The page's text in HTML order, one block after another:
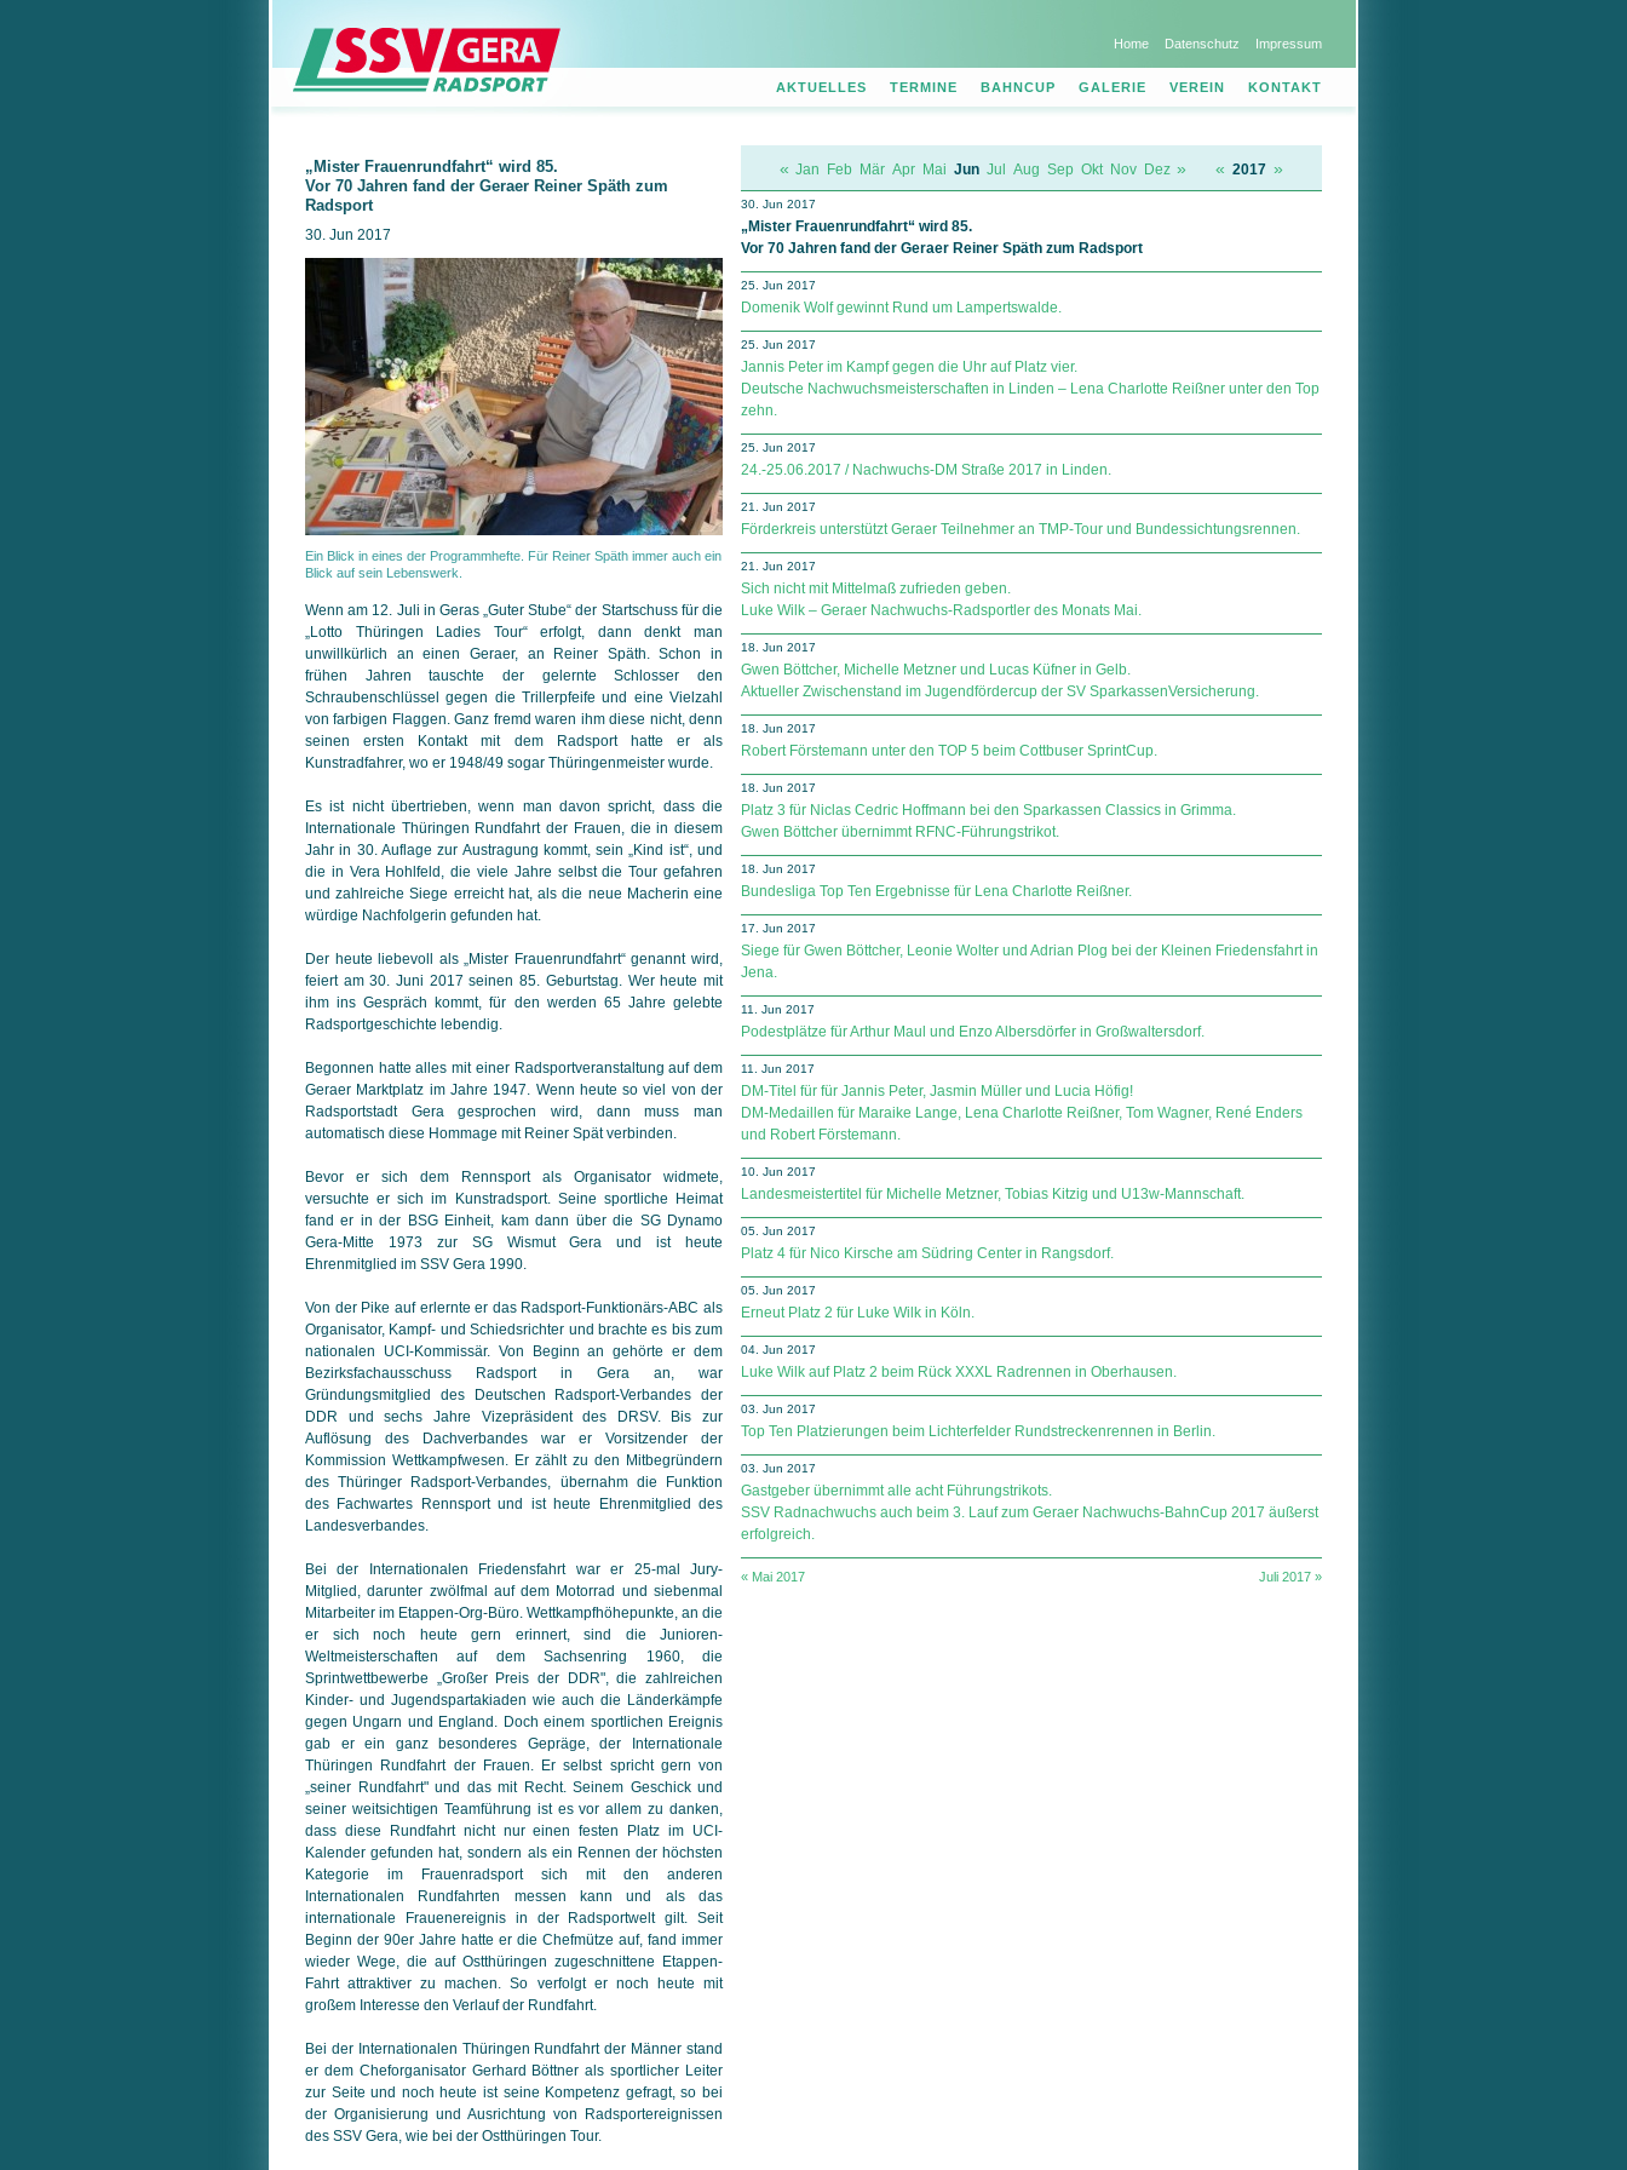
Home Datenschutz Impressum
AKTUELLES TERMINE BAHNCUP GALERIE VEREIN KONTAKT
„Mister Frauenrundfahrt“ wird 85.
Vor 70 Jahren fand der Geraer Reiner Späth zum
Radsport
30. Jun 2017
Ein Blick in eines der Programmhefte. Für Reiner Späth immer auch ein
Blick auf sein Lebenswerk.
Wenn am 12. Juli in Geras „Guter Stube“ der Startschuss für die
„Lotto Thüringen Ladies Tour“ erfolgt, dann denkt man
unwillkürlich an einen Geraer, an Reiner Späth. Schon in
frühen Jahren tauschte der gelernte Schlosser den
Schraubenschlüssel gegen die Trillerpfeife und eine Vielzahl
von farbigen Flaggen. Ganz fremd waren ihm diese nicht, denn
seinen ersten Kontakt mit dem Radsport hatte er als
Kunstradfahrer, wo er 1948/49 sogar Thüringenmeister wurde.
Es ist nicht übertrieben, wenn man davon spricht, dass die
Internationale Thüringen Rundfahrt der Frauen, die in diesem
Jahr in 30. Auflage zur Austragung kommt, sein „Kind ist“, und
die in Vera Hohlfeld, die viele Jahre selbst die Tour gefahren
und zahlreiche Siege erreicht hat, als die neue Macherin eine
würdige Nachfolgerin gefunden hat.
Der heute liebevoll als „Mister Frauenrundfahrt“ genannt wird,
feiert am 30. Juni 2017 seinen 85. Geburtstag. Wer heute mit
ihm ins Gespräch kommt, für den werden 65 Jahre gelebte
Radsportgeschichte lebendig.
Begonnen hatte alles mit einer Radsportveranstaltung auf dem
Geraer Marktplatz im Jahre 1947. Wenn heute so viel von der
Radsportstadt Gera gesprochen wird, dann muss man
automatisch diese Hommage mit Reiner Spät verbinden.
Bevor er sich dem Rennsport als Organisator widmete,
versuchte er sich im Kunstradsport. Seine sportliche Heimat
fand er in der BSG Einheit, kam dann über die SG Dynamo
Gera-Mitte 1973 zur SG Wismut Gera und ist heute
Ehrenmitglied im SSV Gera 1990.
Von der Pike auf erlernte er das Radsport-Funktionärs-ABC als
Organisator, Kampf- und Schiedsrichter und brachte es bis zum
nationalen UCI-Kommissär. Von Beginn an gehörte er dem
Bezirksfachausschuss Radsport in Gera an, war
Gründungsmitglied des Deutschen Radsport-Verbandes der
DDR und sechs Jahre Vizepräsident des DRSV. Bis zur
Auflösung des Dachverbandes war er Vorsitzender der
Kommission Wettkampfwesen. Er zählt zu den Mitbegründern
des Thüringer Radsport-Verbandes, übernahm die Funktion
des Fachwartes Rennsport und ist heute Ehrenmitglied des
Landesverbandes.
Bei der Internationalen Friedensfahrt war er 25-mal Jury-
Mitglied, darunter zwölfmal auf dem Motorrad und siebenmal
Mitarbeiter im Etappen-Org-Büro. Wettkampfhöhepunkte, an die
er sich noch heute gern erinnert, sind die Junioren-
Weltmeisterschaften auf dem Sachsenring 1960, die
Sprintwettbewerbe „Großer Preis der DDR", die zahlreichen
Kinder- und Jugendspartakiaden wie auch die Länderkämpfe
gegen Ungarn und England. Doch einem sportlichen Ereignis
gab er ein ganz besonderes Gepräge, der Internationale
Thüringen Rundfahrt der Frauen. Er selbst spricht gern von
„seiner Rundfahrt" und das mit Recht. Seinem Geschick und
seiner weitsichtigen Teamführung ist es vor allem zu danken,
dass diese Rundfahrt nicht nur einen festen Platz im UCI-
Kalender gefunden hat, sondern als ein Rennen der höchsten
Kategorie im Frauenradsport sich mit den anderen
Internationalen Rundfahrten messen kann und als das
internationale Frauenereignis in der Radsportwelt gilt. Seit
Beginn der 90er Jahre hatte er die Chefmütze auf, fand immer
wieder Wege, die auf Ostthüringen zugeschnittene Etappen-
Fahrt attraktiver zu machen. So verfolgt er noch heute mit
großem Interesse den Verlauf der Rundfahrt.
Bei der Internationalen Thüringen Rundfahrt der Männer stand
er dem Cheforganisator Gerhard Böttner als sportlicher Leiter
zur Seite und noch heute ist seine Kompetenz gefragt, so bei
der Organisierung und Ausrichtung von Radsportereignissen
des SSV Gera, wie bei der Ostthüringen Tour.
« Jan Feb Mär Apr Mai Jun Jul Aug Sep Okt Nov Dez » « 2017 »
30. Jun 2017
„Mister Frauenrundfahrt“ wird 85.
Vor 70 Jahren fand der Geraer Reiner Späth zum Radsport
25. Jun 2017
Domenik Wolf gewinnt Rund um Lampertswalde.
25. Jun 2017
Jannis Peter im Kampf gegen die Uhr auf Platz vier.
Deutsche Nachwuchsmeisterschaften in Linden – Lena Charlotte Reißner unter den Top
zehn.
25. Jun 2017
24.-25.06.2017 / Nachwuchs-DM Straße 2017 in Linden.
21. Jun 2017
Förderkreis unterstützt Geraer Teilnehmer an TMP-Tour und Bundessichtungsrennen.
21. Jun 2017
Sich nicht mit Mittelmaß zufrieden geben.
Luke Wilk – Geraer Nachwuchs-Radsportler des Monats Mai.
18. Jun 2017
Gwen Böttcher, Michelle Metzner und Lucas Küfner in Gelb.
Aktueller Zwischenstand im Jugendfördercup der SV Spar­kas­sen­Ver­si­che­rung.
18. Jun 2017
Robert Förstemann unter den TOP 5 beim Cottbuser SprintCup.
18. Jun 2017
Platz 3 für Niclas Cedric Hoffmann bei den Sparkassen Classics in Grimma.
Gwen Böttcher übernimmt RFNC-Führungstrikot.
18. Jun 2017
Bundesliga Top Ten Ergebnisse für Lena Charlotte Reißner.
17. Jun 2017
Siege für Gwen Böttcher, Leonie Wolter und Adrian Plog bei der Kleinen Friedensfahrt in
Jena.
11. Jun 2017
Podestplätze für Arthur Maul und Enzo Albersdörfer in Großwaltersdorf.
11. Jun 2017
DM-Titel für für Jannis Peter, Jasmin Müller und Lucia Höfig!
DM-Medaillen für Maraike Lange, Lena Charlotte Reißner, Tom Wagner, René Enders
und Robert Förstemann.
10. Jun 2017
Landesmeistertitel für Michelle Metzner, Tobias Kitzig und U13w-Mannschaft.
05. Jun 2017
Platz 4 für Nico Kirsche am Südring Center in Rangsdorf.
05. Jun 2017
Erneut Platz 2 für Luke Wilk in Köln.
04. Jun 2017
Luke Wilk auf Platz 2 beim Rück XXXL Radrennen in Oberhausen.
03. Jun 2017
Top Ten Platzierungen beim Lichterfelder Rundstreckenrennen in Berlin.
03. Jun 2017
Gastgeber übernimmt alle acht Führungstrikots.
SSV Radnachwuchs auch beim 3. Lauf zum Geraer Nachwuchs-BahnCup 2017 äußerst
erfolgreich.
« Mai 2017 Juli 2017 »